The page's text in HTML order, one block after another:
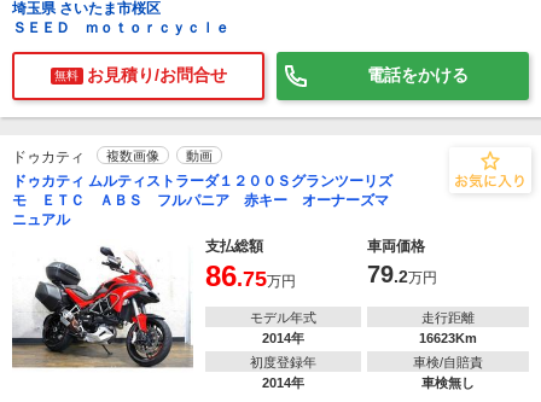
埼玉県 さいたま市桜区
ＳＥＥＤ ｍｏｔｏｒｃｙｃｌｅ
無料 お見積り/お問合せ 電話をかける
ドゥカティ 複数画像 動画
ドゥカティ ムルティストラーダ１２００Ｓグランツーリズ
モ ＥＴＣ ＡＢＳ フルパニア 赤キー オーナーズマ
ニュアル
支払総額
車両価格
86.75万円 79.2万円
モデル年式
2014年
走行距離
16623Km
初度登録年
2014年
車検/自賠責
車検無し